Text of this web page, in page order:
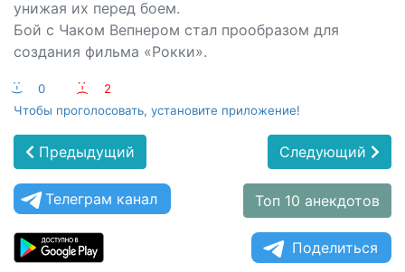
унижая их перед боем.
Бой с Чаком Вепнером стал прообразом для
создания фильма «Рокки».
:-) 0 :-(
2
Чтобы проголосовать, установите приложение!
Предыдущий Следующий
Телеграм канал Топ 10 анекдотов
Поделиться